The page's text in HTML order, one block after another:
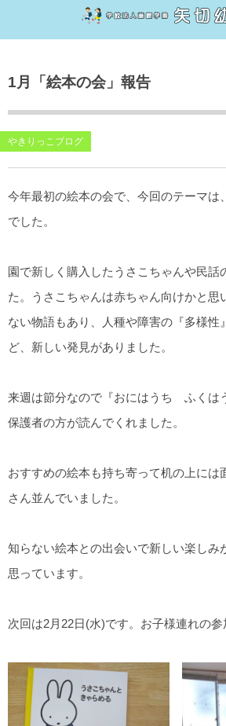
1月「絵本の会」報告
やきりっこブログ
今年最初の絵本の会で、今回のテーマは
でした。
園で新しく購入したうさこちゃんや民話
た。うさこちゃんは赤ちゃん向けかと思
ない物語もあり、人種や障害の『多様性
ど、新しい発見がありました。
来週は節分なので『おにはうち ふくは
保護者の方が読んでくれました。
おすすめの絵本も持ち寄って机の上には
さん並んでいました。
知らない絵本との出会いで新しい楽しみ
思っています。
次回は2月22日(水)です。お子様連れの参
大切にしていること・特徴
沿革
幼児教育無償化について
子育てカフェ
子育てカフェnote